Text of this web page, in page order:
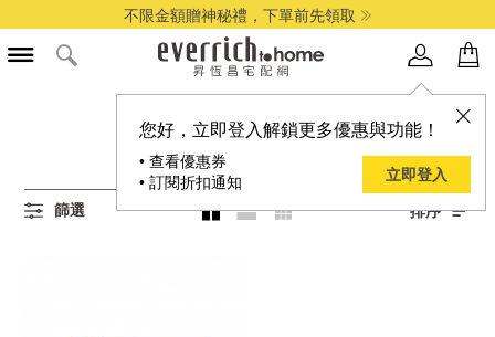
不限金額贈神秘禮，下單前先領取
您好，立即登入解鎖更多優惠與功能！
• 查看優惠券
• 訂閱折扣通知
立即登入
所有保養商品
1
篩選 排序